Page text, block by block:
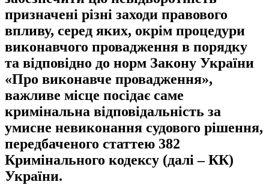
призначені різні заходи правового
впливу, серед яких, окрім процедури
виконавчого провадження в порядку
та відповідно до норм Закону України
«Про виконавче провадження»,
важливе місце посідає саме
кримінальна відповідальність за
умисне невиконання судового рішення,
передбаченого статтею 382
Кримінального кодексу (далі – КК)
України.